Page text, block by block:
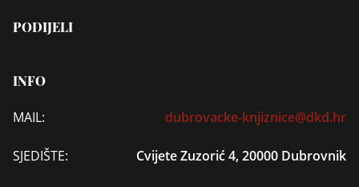
PODIJELI
INFO
MAIL: dubrovacke-knjiznice@dkd.hr
SJEDIŠTE: Cvijete Zuzorić 4, 20000 Dubrovnik